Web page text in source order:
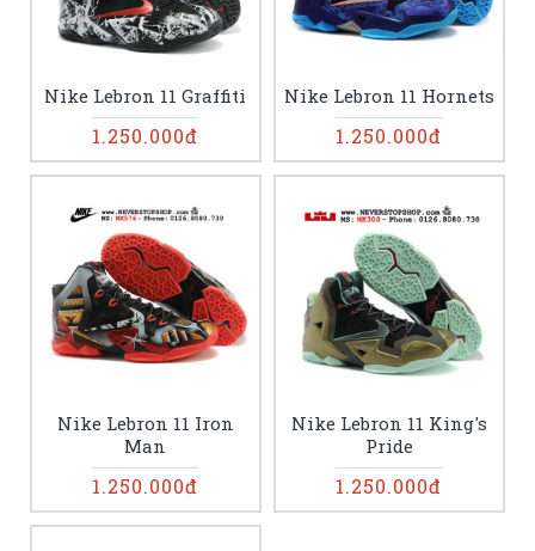
Nike Lebron 11 Graffiti
1.250.000đ
Nike Lebron 11 Hornets
1.250.000đ
Nike Lebron 11 Iron
Man
1.250.000đ
Nike Lebron 11 King's
Pride
1.250.000đ